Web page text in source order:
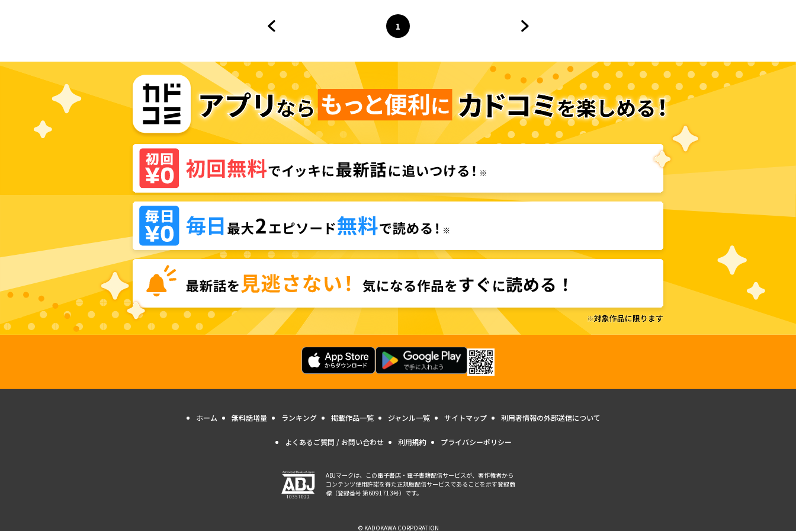
ページ
1
へ
ホーム 無料話増量 ランキング 掲載作品一覧 ジャンル一覧 サイトマップ 利用者情報の外部送信について
よくあるご質問 / お問い合わせ 利用規約 プライバシーポリシー
ABJマークは、この電子書店・電子書籍配信サービスが、著作権者から
コンテンツ使用許諾を得た正規版配信サービスであることを示す登録商
標（登録番号 第6091713号）です。
© KADOKAWA CORPORATION